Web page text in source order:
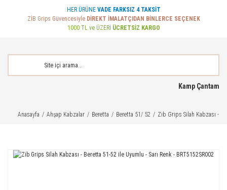
HER ÜRÜNE VADE FARKSIZ 4 TAKSİT
ZİB Grips Güvencesiyle DİREKT İMALATÇIDAN BİNLERCE SEÇENEK
1000 TL ve ÜZERİ ÜCRETSİZ KARGO
Kamp Çantam
Anasayfa Ahşap Kabzalar Beretta Beretta 51/ 52 Zib Grips Silah Kabzası -